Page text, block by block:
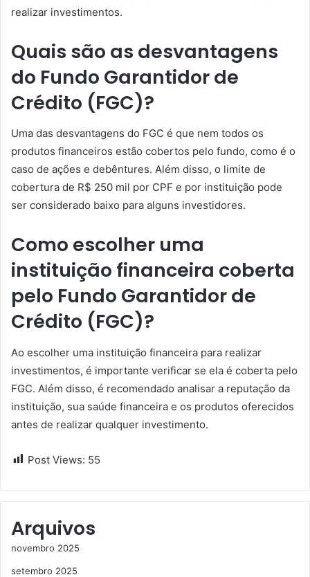
realizar investimentos.
Quais são as desvantagens
do Fundo Garantidor de
Crédito (FGC)?
Uma das desvantagens do FGC é que nem todos os
produtos financeiros estão cobertos pelo fundo, como é o
caso de ações e debêntures. Além disso, o limite de
cobertura de R$ 250 mil por CPF e por instituição pode
ser considerado baixo para alguns investidores.
Como escolher uma
instituição financeira coberta
pelo Fundo Garantidor de
Crédito (FGC)?
Ao escolher uma instituição financeira para realizar
investimentos, é importante verificar se ela é coberta pelo
FGC. Além disso, é recomendado analisar a reputação da
instituição, sua saúde financeira e os produtos oferecidos
antes de realizar qualquer investimento.
Post Views: 55
Arquivos
novembro 2025
setembro 2025